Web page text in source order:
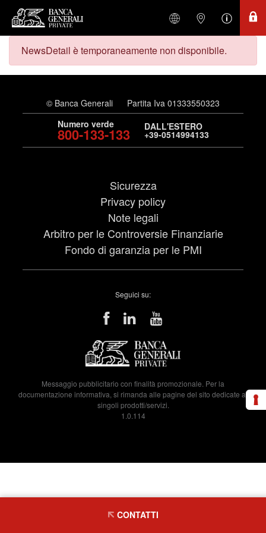
NewsDetail è temporaneamente non disponibile.
© Banca Generali
Partita Iva 01333550323
Numero verde
800-133-133 DALL'ESTERO
+39-0514994133
Sicurezza
Privacy policy
Note legali
Arbitro per le Controversie Finanziarie
Fondo di garanzia per le PMI
Seguici su:
Messaggio pubblicitario con finalità promozionale. Per la
documentazione informativa, si rimanda alle pagine del sito dedicate ai
singoli prodotti/servizi.
1.0.114
CONTATTI